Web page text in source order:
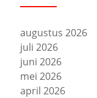
augustus 2026
juli 2026
juni 2026
mei 2026
april 2026